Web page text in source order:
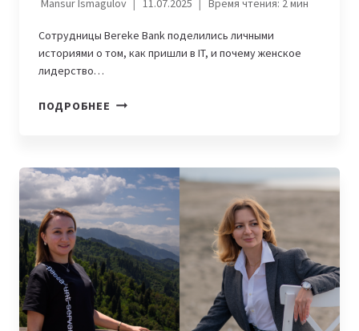
Mansur Ismagulov 11.07.2025 Время чтения: 2мин
Сотрудницы Bereke Bank поделились личными
историями о том, как пришли в IT, и почему женское
лидерство…
ПОДРОБНЕЕ WOMENINTECH.
СРЕДА,
ГДЕ
ВАЖНО
УМЕТЬ
НЕ
СДАВАТЬСЯ»,
—
ВДОХНОВЛЯЮЩИЕ
ИСТОРИИ